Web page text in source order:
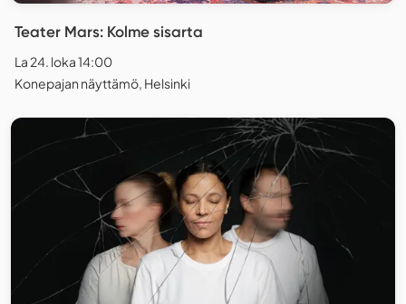
Teater Mars: Kolme sisarta
La 24. loka 14:00
Konepajan näyttämö, Helsinki